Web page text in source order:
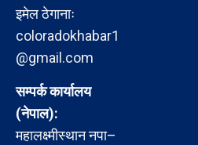
इमेल ठेगानाः
coloradokhabar1
@gmail.com
सम्पर्क कार्यालय
(नेपाल):
महालक्ष्मीस्थान नपा–